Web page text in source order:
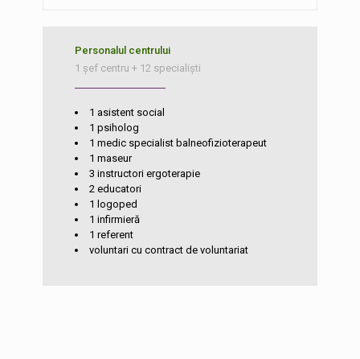
Personalul centrului
1 șef centru + 12 specialiști
1 asistent social
1 psiholog
1 medic specialist balneofizioterapeut
1 maseur
3 instructori ergoterapie
2 educatori
1 logoped
1 infirmieră
1 referent
voluntari cu contract de voluntariat